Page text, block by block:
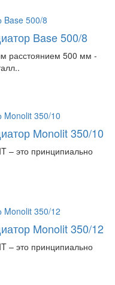
Base 500/8
расстоянием 500 мм -
Monolit 350/10
– это принципиально
Monolit 350/12
– это принципиально